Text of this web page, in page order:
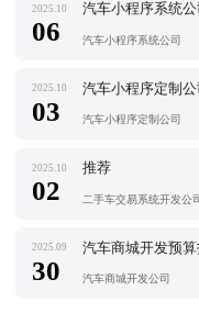
2025.10
06
汽车小程序系统
汽车小程序系统公司
2025.10
03
汽车小程序定制
汽车小程序定制公司
2025.10
02
推荐
二手车交易系统开发公
2025.09
30
汽车商城开发预
汽车商城开发公司